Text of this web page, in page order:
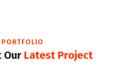
PORTFOLIO
Our Latest Project